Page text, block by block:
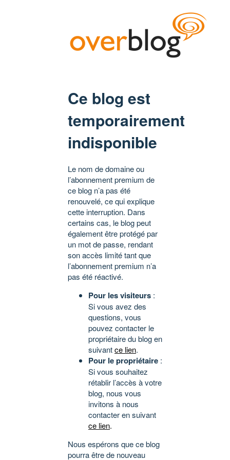
Ce blog est
temporairement
indisponible
Le nom de domaine ou
l’abonnement premium de
ce blog n’a pas été
renouvelé, ce qui explique
cette interruption. Dans
certains cas, le blog peut
également être protégé par
un mot de passe, rendant
son accès limité tant que
l’abonnement premium n’a
pas été réactivé.
Pour les visiteurs :
Si vous avez des
questions, vous
pouvez contacter le
propriétaire du blog en
suivantce lien.
Pour le propriétaire :
Si vous souhaitez
rétablir l’accès à votre
blog, nous vous
invitons à nous
contacter en suivant
ce lien.
Nous espérons que ce blog
pourra être de nouveau